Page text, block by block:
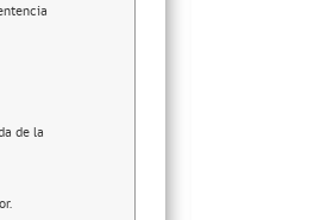
de la